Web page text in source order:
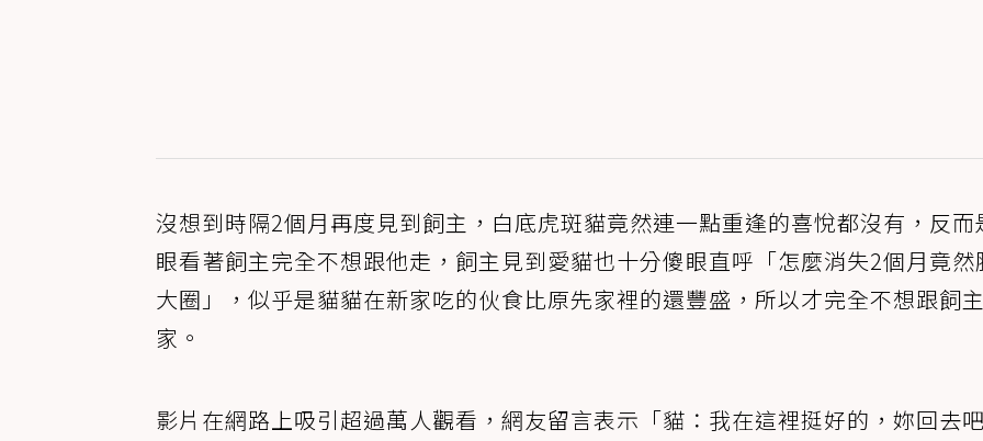
沒想到時隔2個月再度見到飼主，白底虎斑貓竟然連一點重逢的喜悅都沒有，反而
眼看著飼主完全不想跟他走，飼主見到愛貓也十分傻眼直呼「怎麼消失2個月竟然
大圈」，似乎是貓貓在新家吃的伙食比原先家裡的還豐盛，所以才完全不想跟飼
家。
影片在網路上吸引超過萬人觀看，網友留言表示「貓：我在這裡挺好的，妳回去